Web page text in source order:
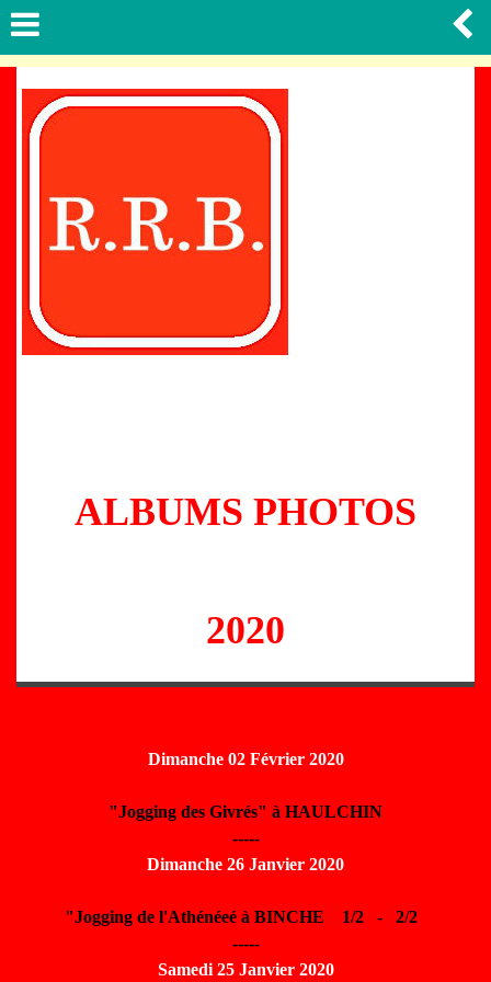
ALBUMS PHOTOS
2020
Dimanche 02 Février 2020
"Jogging des Givrés" à HAULCHIN
-----
Dimanche 26 Janvier 2020
"Jogging de l'Athénéeé à BINCHE 1/2 - 2/2
-----
Samedi 25 Janvier 2020